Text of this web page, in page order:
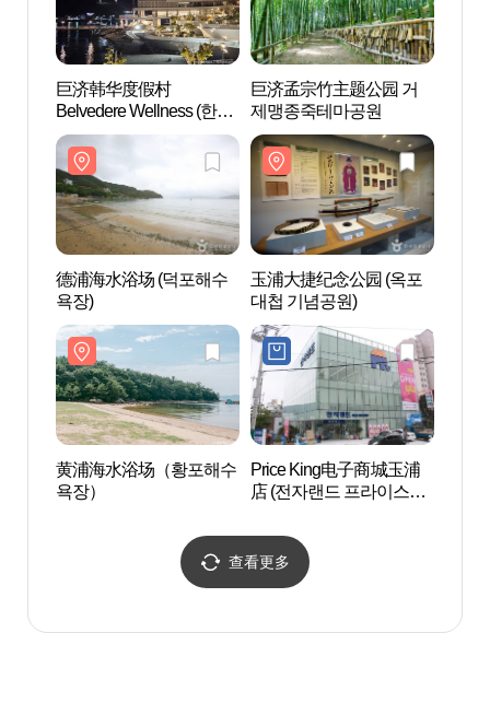
巨济韩华度假村
Belvedere Wellness (한화
리조트 거제 벨버디어 웰
니스)
巨济孟宗竹主题公园 거
제맹종죽테마공원
德浦海水浴场 (덕포해수
욕장)
玉浦大捷纪念公园 (옥포
대첩 기념공원)
黄浦海水浴场（황포해수
욕장）
Price King电子商城玉浦
店 (전자랜드 프라이스킹
查看更多